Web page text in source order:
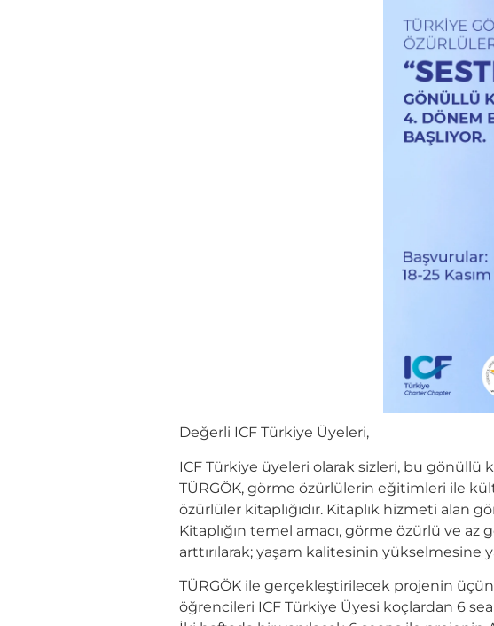
Değerli ICF Türkiye Üyeleri,
ICF Türkiye üyeleri olarak sizleri, bu
TÜRGÖK, görme özürlülerin eğitimleri ile
özürlüler kitaplığıdır. Kitaplık hizmeti alan
Kitaplığın temel amacı, görme özürlü ve
arttırılarak; yaşam kalitesinin yükselmesine
TÜRGÖK ile gerçekleştirilecek projenin
öğrencileri ICF Türkiye Üyesi koçlardan 6